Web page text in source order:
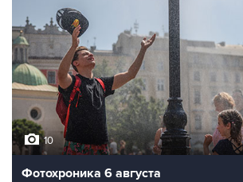
10
Фотохроника 6 августа